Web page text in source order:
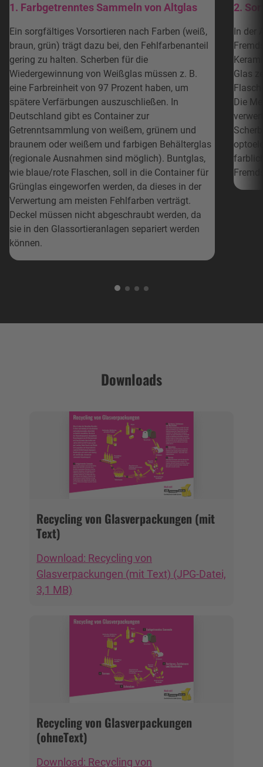
1. Farbgetrenntes Sammeln von Altglas
Ein sorgfältiges Vorsortieren nach Farben (weiß,
braun, grün) trägt dazu bei, den Fehlfarbenanteil
gering zu halten. Scherben für die
Wiedergewinnung von Weißglas müssen z. B.
eine Farbreinheit von 97 Prozent haben, um
spätere Verfärbungen auszuschließen. In
Deutschland gibt es Container zur
Getrenntsammlung von weißem, grünem und
braunem oder weißem und farbigen Behälterglas
(regionale Ausnahmen sind möglich). Buntglas,
wie blaue/rote Flaschen, soll in die Container für
Grünglas eingeworfen werden, da dieses in der
Verwertung am meisten Fehlfarben verträgt.
Deckel müssen nicht abgeschraubt werden, da
sie in den Glassortieranlagen separiert werden
können.
2.
In der
Glas
Die
Downloads
Recycling von Glasverpackungen (mit
Text)
Download: Recycling von
Glasverpackungen (mit Text) (JPG-Datei,
3,1 MB)
Recycling von Glasverpackungen
(ohneText)
Download: Recycling von